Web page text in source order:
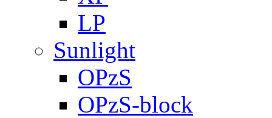
LP
Sunlight
OPzS
OPzS-block